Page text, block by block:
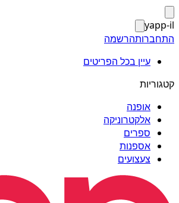
yapp-il
התחברותהרשמה
עיין בכל הפריטים
קטגוריות
אופנה
אלקטרוניקה
ספרים
אספנות
צעצועים